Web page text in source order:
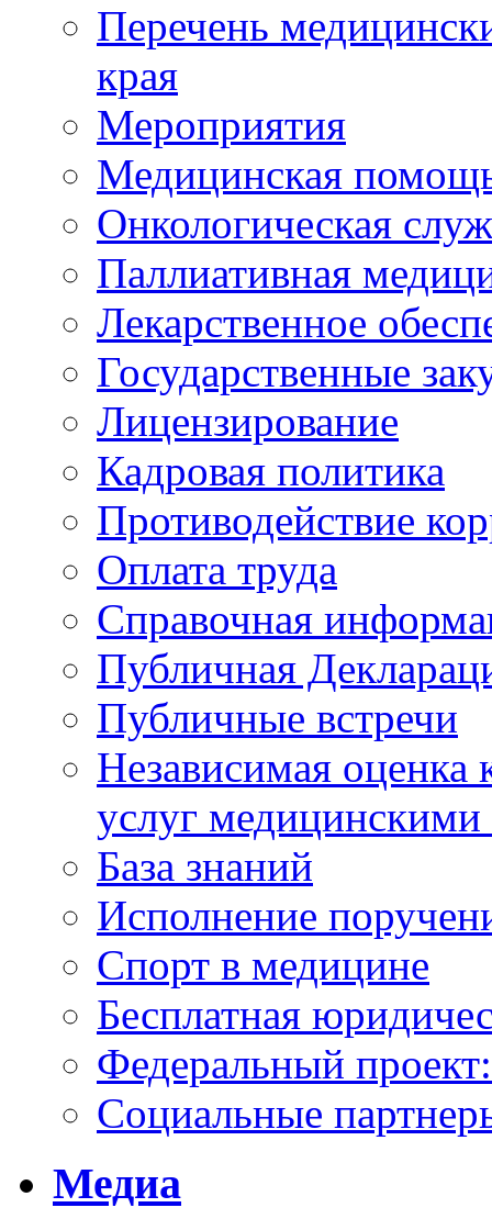
Перечень
края
Мероприятия
Медицинская
Онкологическая
Паллиативная
Лекарственное
Государственные
Лицензирование
Кадровая политика
Противодействие
Оплата труда
Справочная
Публичная
Публичные встречи
Независимая оценка
услуг
База знаний
Исполнение
Спорт в медицине
Бесплатная
Федеральный
Социальные
Медиа